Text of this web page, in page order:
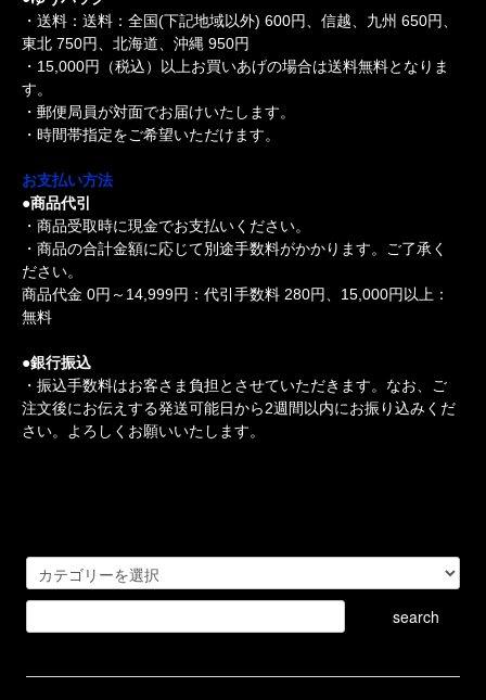
・送料：送料：全国(下記地域以外) 600円、信越、九州 650円、
東北 750円、北海道、沖縄 950円
・15,000円（税込）以上お買いあげの場合は送料無料となりま
す。
・郵便局員が対面でお届けいたします。
・時間帯指定をご希望いただけます。
お支払い方法
●商品代引
・商品受取時に現金でお支払いください。
・商品の合計金額に応じて別途手数料がかかります。ご了承く
ださい。
商品代金 0円～14,999円：代引手数料 280円、15,000円以上：
無料
●銀行振込
・振込手数料はお客さま負担とさせていただきます。なお、ご
注文後にお伝えする発送可能日から2週間以内にお振り込みくだ
さい。よろしくお願いいたします。